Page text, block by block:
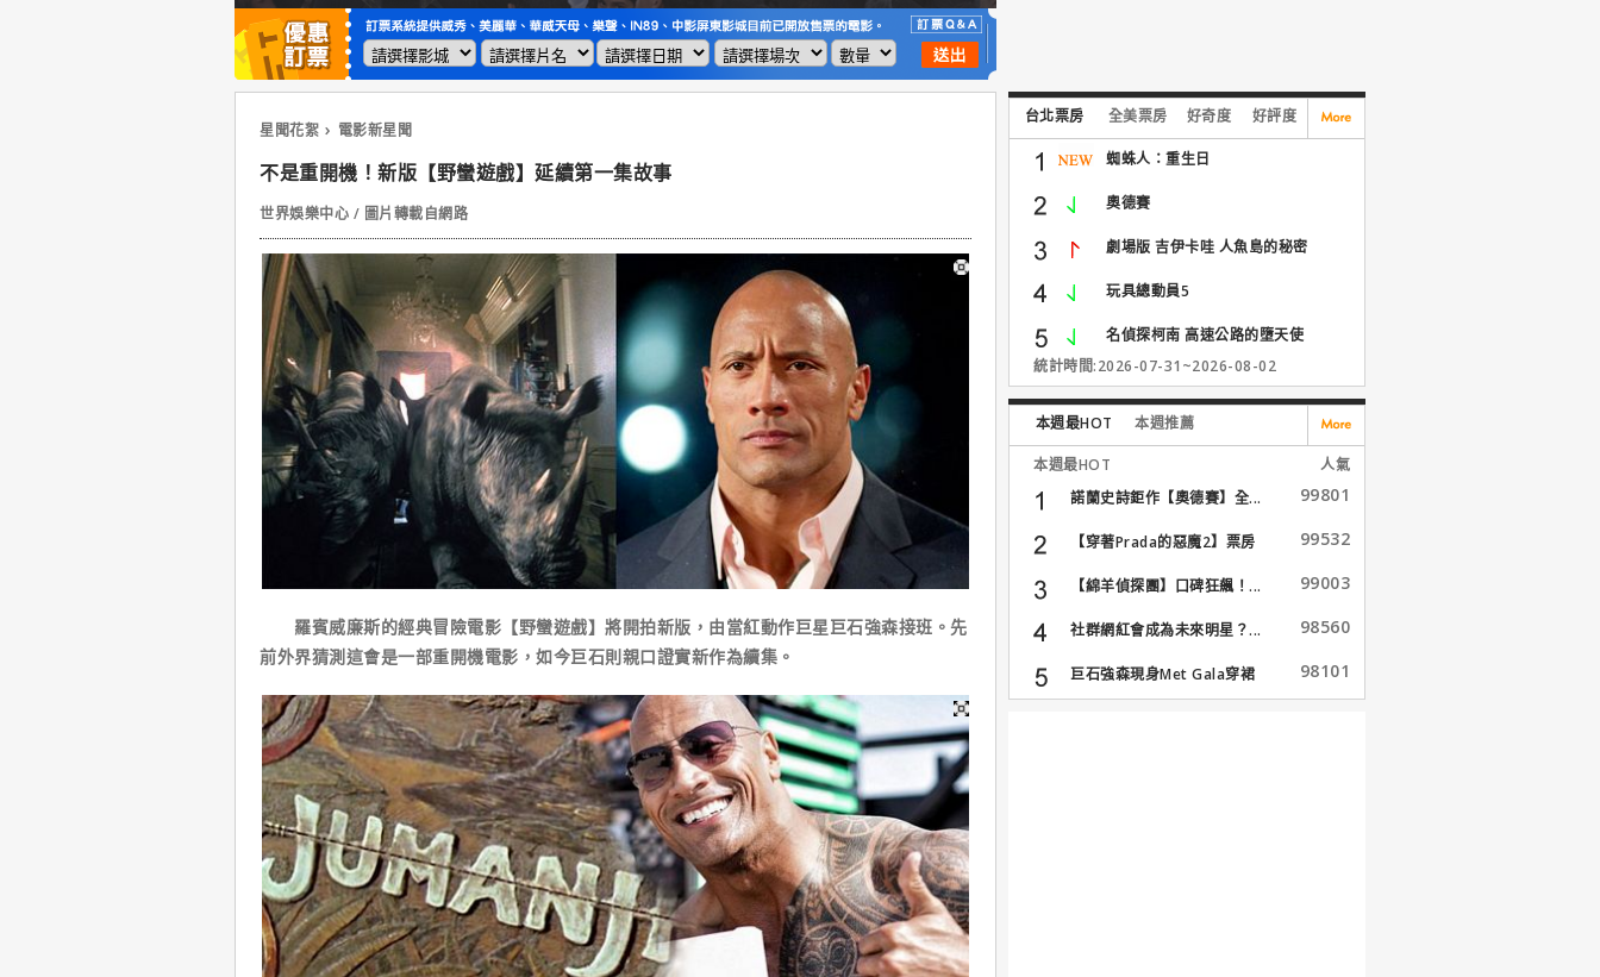
星聞花絮 電影新星聞
不是重開機！新版【野蠻遊戲】延續第一集故事
世界娛樂中心 / 圖片轉載自網路
羅賓威廉斯的經典冒險電影【野蠻遊戲】將開拍新版，由當紅動作巨星巨石強森接班。先
前外界猜測這會是一部重開機電影，如今巨石則親口證實新作為續集。
台北票房 全美票房 好奇度 好評度
蜘蛛人：重生日
奧德賽
劇場版 吉伊卡哇 人魚島的秘密
玩具總動員5
名偵探柯南 高速公路的墮天使
統計時間:2026-07-31~2026-08-02
本週最HOT 本週推薦
本週最HOT
人氣
諾蘭史詩鉅作【奧德賽】全...
99801
【穿著Prada的惡魔2】票房
99532
【綿羊偵探團】口碑狂飆！... 99003
社群網紅會成為未來明星？... 98560
巨石強森現身Met Gala穿裙
子...
98101